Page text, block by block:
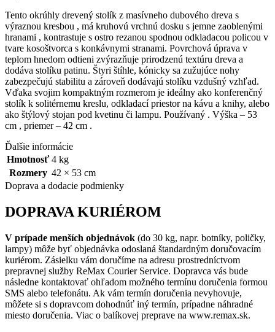
Tento okrúhly drevený stolík z masívneho dubového dreva s
výraznou kresbou , má kruhovú vrchnú dosku s jemne zaoblenými
hranami , kontrastuje s ostro rezanou spodnou odkladacou policou v
tvare kosoštvorca s konkávnymi stranami. Povrchová úprava v
teplom hnedom odtieni zvýrazňuje prirodzenú textúru dreva a
dodáva stolíku patinu. Štyri štíhle, kónicky sa zužujúce nohy
zabezpečujú stabilitu a zároveň dodávajú stolíku vzdušný vzhľad.
Vďaka svojim kompaktným rozmerom je ideálny ako konferenčný
stolík k solitérnemu kreslu, odkladací priestor na kávu a knihy, alebo
ako štýlový stojan pod kvetinu či lampu. Používaný . Výška – 53
cm , priemer – 42 cm .
Ďalšie informácie
Hmotnosť 4 kg
Rozmery 42 × 53 cm
Doprava a dodacie podmienky
DOPRAVA KURIÉROM
V prípade menších objednávok (do 30 kg, napr. botníky, poličky,
lampy) môže byť objednávka odoslaná štandardným doručovacím
kuriérom. Zásielku vám doručíme na adresu prostredníctvom
prepravnej služby ReMax Courier Service. Dopravca vás bude
následne kontaktovať ohľadom možného termínu doručenia formou
SMS alebo telefonátu. Ak vám termín doručenia nevyhovuje,
môžete si s dopravcom dohodnúť iný termín, prípadne náhradné
miesto doručenia. Viac o balíkovej preprave na www.remax.sk.